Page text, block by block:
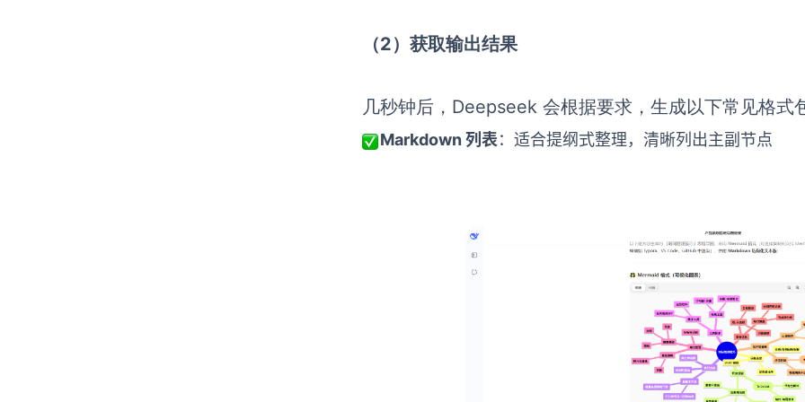
（2）获取输出结果
几秒钟后，Deepseek 会根据要求，生成以下常见格式
Markdown 列表：适合提纲式整理，清晰列出主副节点